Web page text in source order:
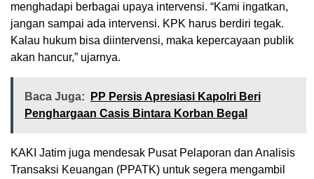
menghadapi berbagai upaya intervensi. “Kami ingatkan,
jangan sampai ada intervensi. KPK harus berdiri tegak.
Kalau hukum bisa diintervensi, maka kepercayaan publik
akan hancur,” ujarnya.
Baca Juga:
PP Persis Apresiasi Kapolri Beri
Penghargaan Casis Bintara Korban Begal
KAKI Jatim juga mendesak Pusat Pelaporan dan Analisis
Transaksi Keuangan (PPATK) untuk segera mengambil